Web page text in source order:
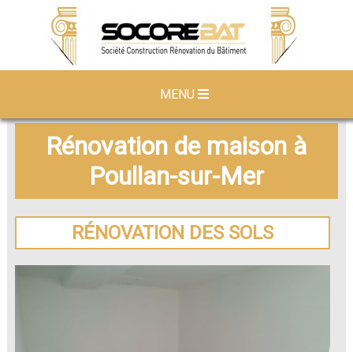
MENU
Rénovation de maison à
Poullan-sur-Mer
RÉNOVATION DES SOLS